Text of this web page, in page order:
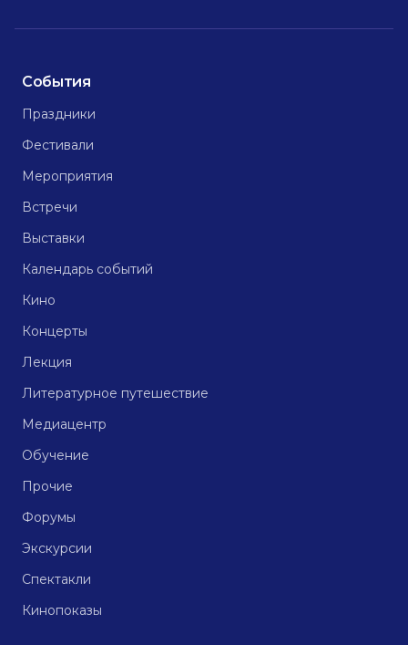
События
Праздники
Фестивали
Мероприятия
Встречи
Выставки
Календарь событий
Кино
Концерты
Лекция
Литературное путешествие
Медиацентр
Обучение
Прочие
Форумы
Экскурсии
Спектакли
Кинопоказы